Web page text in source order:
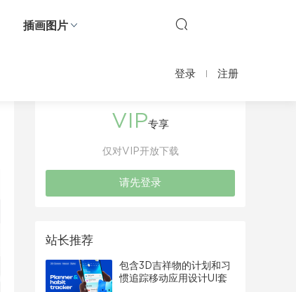
插画图片
登录 注册
VIP专享
仅对VIP开放下载
请先登录
站长推荐
包含3D吉祥物的计划和习
惯追踪移动应用设计UI套